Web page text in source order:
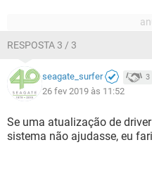
RESPOSTA 3 / 3
seagate_surfer 3
26 fev 2019 às 11:52
Se uma atualização de
sistema não ajudasse, eu